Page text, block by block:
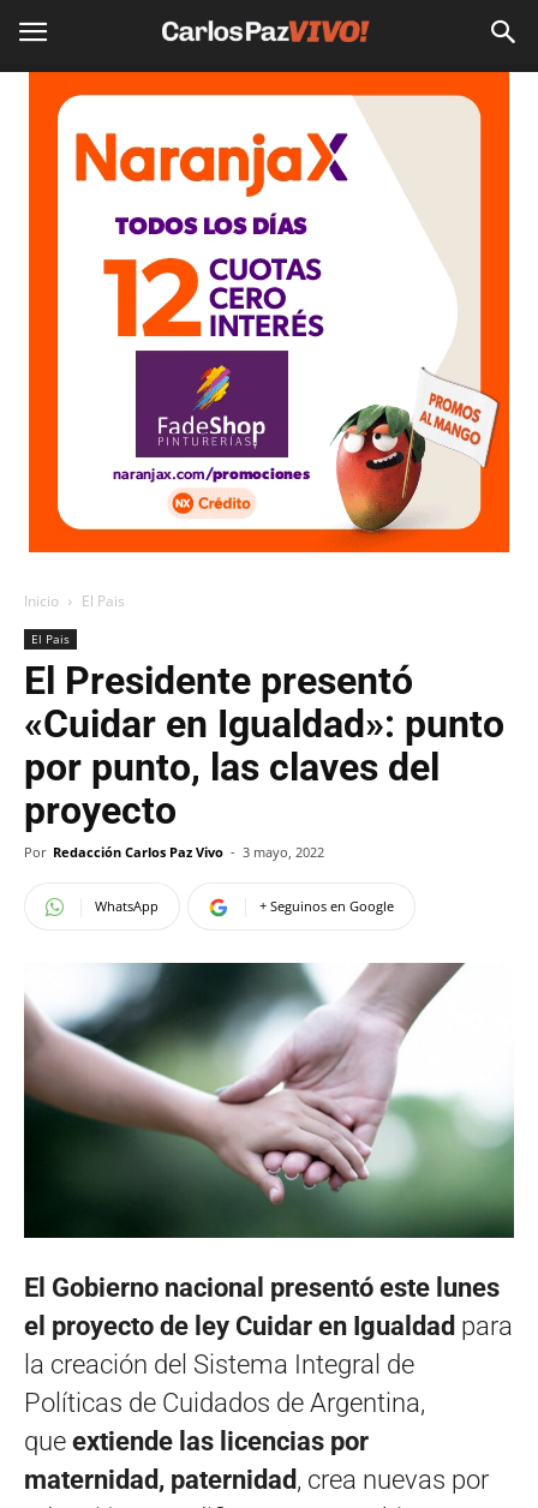
Inicio El Pais
El Pais
El Presidente presentó
«Cuidar en Igualdad»: punto
por punto, las claves del
proyecto
Por Redacción Carlos Paz Vivo - 3 mayo, 2022
WhatsApp + Seguinos en Google
El Gobierno nacional presentó este lunes
el proyecto de ley Cuidar en Igualdad para
la creación del Sistema Integral de
Políticas de Cuidados de Argentina,
que extiende las licencias por
maternidad, paternidad, crea nuevas por